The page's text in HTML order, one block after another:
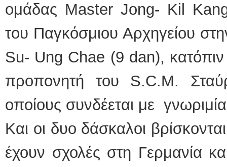
ομάδας Master Jong- Kil
του Παγκόσμιου Αρχηγείου
Su- Ung Chae (9 dan),
προπονητή του S.C.M.
οποίους συνδέεται με
Και οι δυο δάσκαλοι
έχουν σχολές στη Γερμανία